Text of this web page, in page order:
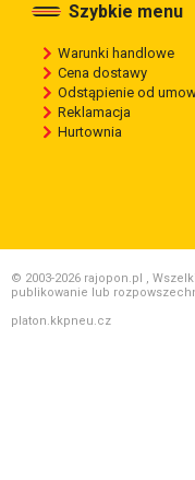
Szybkie menu
Warunki handlowe
Cena dostawy
Odstąpienie od
Reklamacja
Hurtownia
© 2003-2026 rajopon.pl ,
publikowanie lub
platon.kkpneu.cz